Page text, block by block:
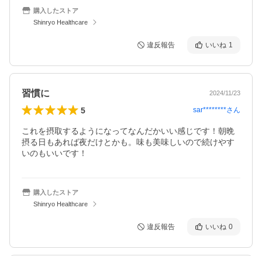
購入したストア
Shinryo Healthcare
違反報告 いいね 1
習慣に 2024/11/23
5 sar********さん
これを摂取するようになってなんだかいい感じです！朝晩
摂る日もあれば夜だけとかも。味も美味しいので続けやす
いのもいいです！
購入したストア
Shinryo Healthcare
違反報告 いいね 0